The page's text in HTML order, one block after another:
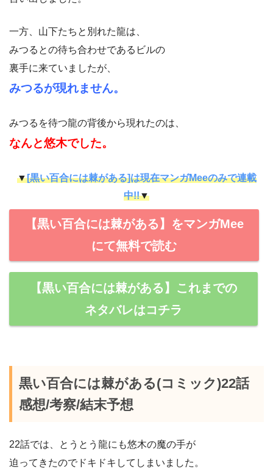
一方、山下たちと別れた龍は、
みつるとの待ち合わせであるビルの
裏手に来ていましたが、
みつるが現れません。
みつるを待つ龍の背後から現れたのは、
なんと悠木でした。
▼[黒い百合には棘がある]は現在マンガMeeのみで連載
中!!▼
【黒い百合には棘がある】をマンガMee
にて無料で読む
【黒い百合には棘がある】これまでの
ネタバレはコチラ
黒い百合には棘がある(コミック)22話
感想/考察/結末予想
22話では、とうとう龍にも悠木の魔の手が
迫ってきたのでドキドキしてしまいました。